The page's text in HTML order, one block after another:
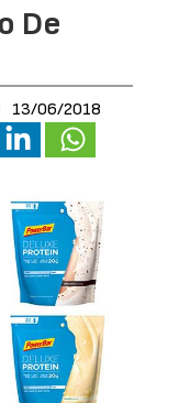
De
13/06/2018